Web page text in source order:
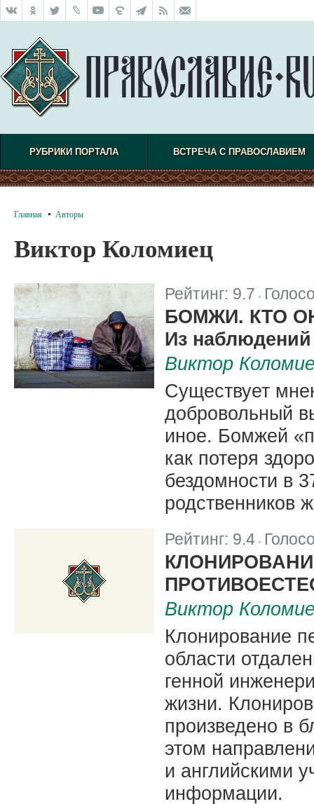
РУБРИКИ ПОРТАЛА ВСТРЕЧА С ПРАВОСЛАВИЕМ
Главная Авторы
Виктор Коломиец
Рейтинг: 9.7
БОМЖИ. КТО
Из наблюдений
Виктор
Существует
добровольный
иное. Бомжей
как потеря
бездомности в
родственников
Рейтинг: 9.4
Виктор
Клонирование
области
генной
жизни.
произведено в
этом
и английскими
информации.